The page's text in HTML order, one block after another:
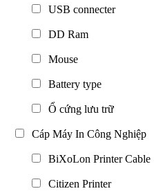
USB connecter
DD Ram
Mouse
Battery type
Ổ cứng lưu trữ
Cáp Máy In Công Nghiệp
BiXoLon Printer Cable
Citizen Printer